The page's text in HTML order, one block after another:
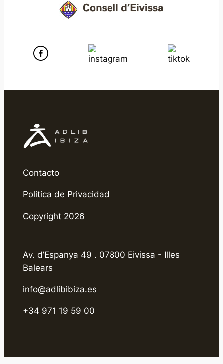
Contacto
Politica de Privacidad
Copyright 2026
Av. d’Espanya 49 . 07800 Eivissa - Illes
Balears
info@adlibibiza.es
+34 971 19 59 00